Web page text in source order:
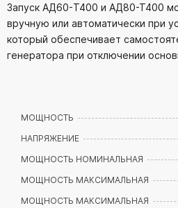
Запуск АД60-T400 и АД80-Т400
вручную или автоматически при
который обеспечивает
генератора при отключении
МОЩНОСТЬ
НАПРЯЖЕНИЕ
МОЩНОСТЬ НОМИНАЛЬНАЯ
МОЩНОСТЬ МАКСИМАЛЬНАЯ
МОЩНОСТЬ МАКСИМАЛЬНАЯ